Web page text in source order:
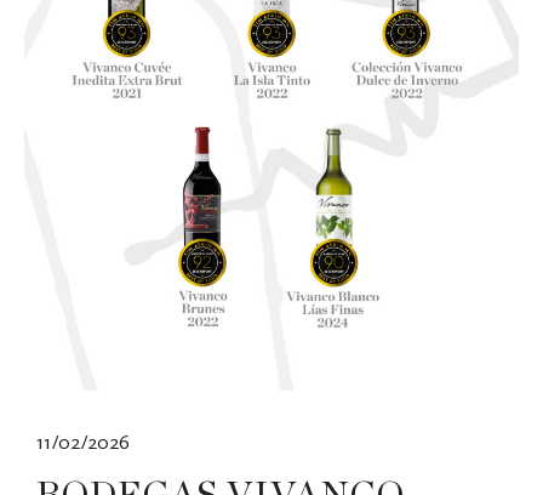
11/02/2026